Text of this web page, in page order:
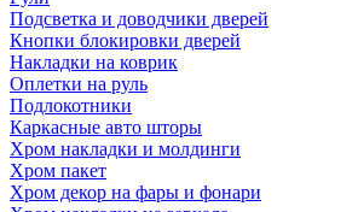
Подсветка и доводчики дверей
Кнопки блокировки дверей
Накладки на коврик
Оплетки на руль
Подлокотники
Каркасные авто шторы
Хром накладки и молдинги
Хром пакет
Хром декор на фары и фонари